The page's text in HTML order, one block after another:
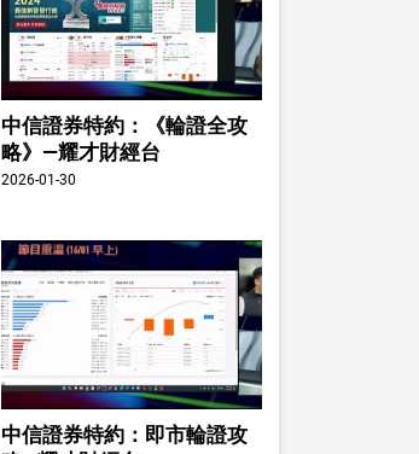
中信證券特約：《輪證全攻
略》—耀才財經台
2026-01-30
中信證券特約：即市輪證攻